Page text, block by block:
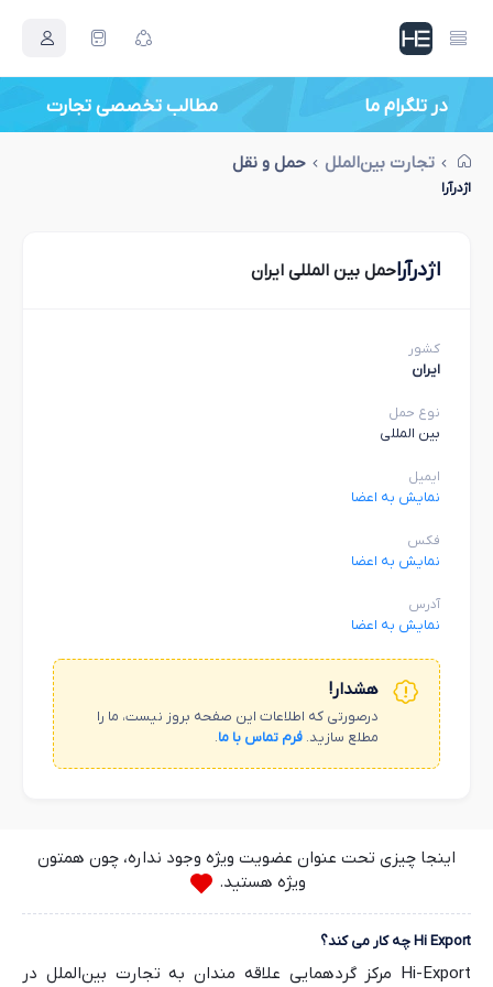
در تلگرام ما مطالب تخصصی تجارت
تجارت بین‌الملل حمل و نقل
اژدرآرا
اژدرآراحمل بین المللی ایران
کشور
ایران
نوع حمل
بین المللی
ایمیل
نمایش به اعضا
فکس
نمایش به اعضا
آدرس
نمایش به اعضا
هشدار!
درصورتی که اطلاعات این صفحه بروز نیست، ما را
مطلع سازید. فرم تماس با ما.
اینجا چیزی تحت عنوان عضویت ویژه وجود نداره، چون همتون
ویژه هستید.
Hi Export چه کار می کند؟
Hi-Export مرکز گردهمایی علاقه مندان به تجارت بین‌الملل در